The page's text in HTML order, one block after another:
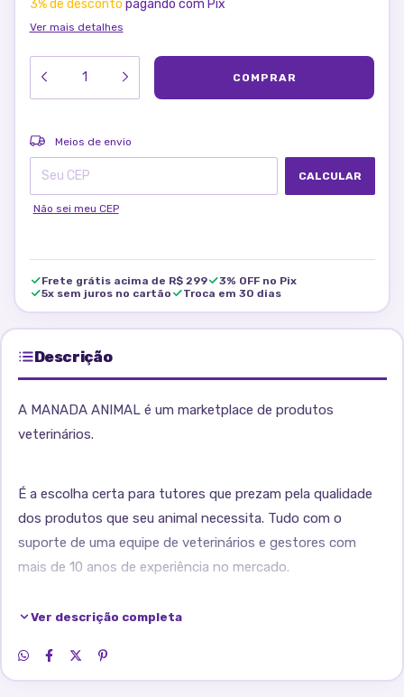
3% de desconto pagando com Pix
Ver mais detalhes
Entregas para o CEP:
Meios de envio
CALCULAR
Não sei meu CEP
Frete grátis acima de R$ 299
3% OFF no Pix
5x sem juros no cartão
Troca em 30 dias
Descrição
A MANADA ANIMAL é um marketplace de produtos
veterinários.
É a escolha certa para tutores que prezam pela qualidade
dos produtos que seu animal necessita. Tudo com o
suporte de uma equipe de veterinários e gestores com
mais de 10 anos de experiência no mercado.
Fique tranquilo, todos os nossos produtos são originais,
adquiridos através de distribuidores credenciados!
Ver descrição completa